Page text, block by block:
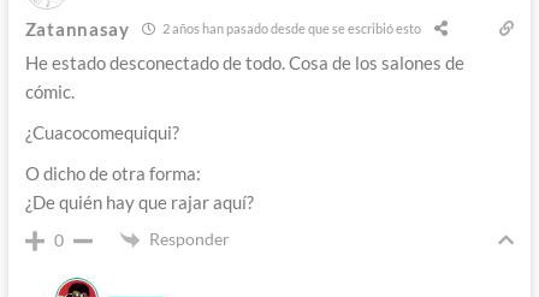
Zatannasay 2 años han pasado desde que se escribió esto
He estado desconectado de todo. Cosa de los salones de
cómic.
¿Cuacocomequiqui?
O dicho de otra forma:
¿De quién hay que rajar aquí?
0 Responder